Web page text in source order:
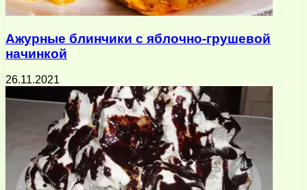
Ажурные блинчики с яблочно-грушевой
начинкой
26.11.2021